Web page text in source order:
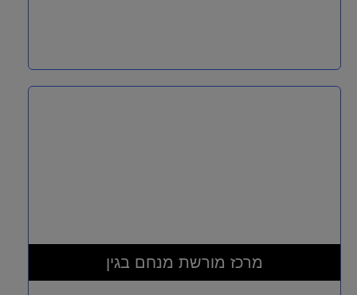
מרכז מורשת מנחם בגין